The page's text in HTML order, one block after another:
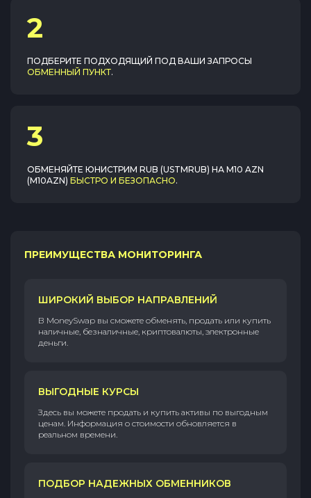
2
ПОДБЕРИТЕ ПОДХОДЯЩИЙ ПОД ВАШИ ЗАПРОСЫ
ОБМЕННЫЙ ПУНКТ.
3
ОБМЕНЯЙТЕ ЮНИСТРИМ RUB (USTMRUB) НА M10 AZN
(M10AZN) БЫСТРО И БЕЗОПАСНО.
ПРЕИМУЩЕСТВА МОНИТОРИНГА
ШИРОКИЙ ВЫБОР НАПРАВЛЕНИЙ
В MoneySwap вы сможете обменять, продать или купить
наличные, безналичные, криптовалюты, электронные
деньги.
ВЫГОДНЫЕ КУРСЫ
Здесь вы можете продать и купить активы по выгодным
ценам. Информация о стоимости обновляется в
реальном времени.
ПОДБОР НАДЕЖНЫХ ОБМЕННИКОВ